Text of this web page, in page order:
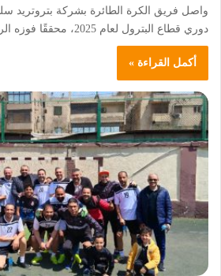
واصل فريق الكرة الطائرة بشركة بتروتريد
دوري قطاع البترول لعام 2025، محققًا فوزه الرابع على التوالي،…
أكمل القراءة »